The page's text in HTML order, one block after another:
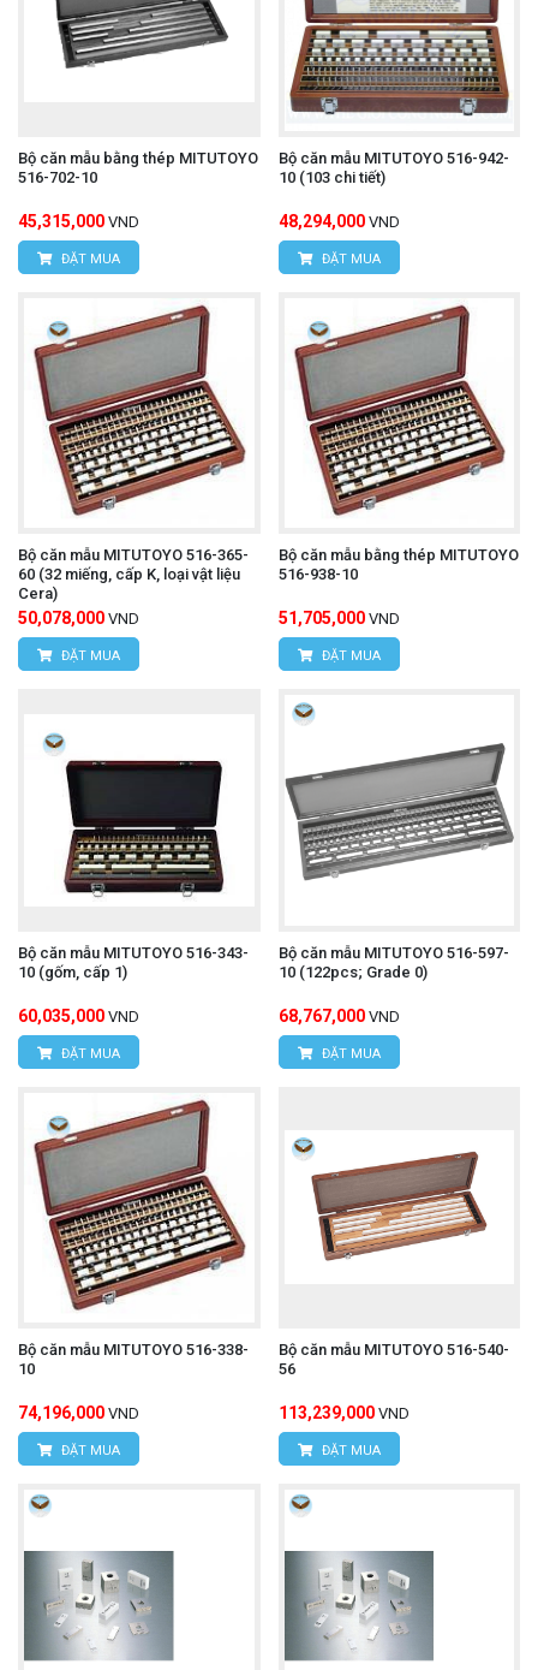
Bộ căn mẫu bằng thép MITUTOYO
516-702-10
45,315,000 VND
ĐẶT MUA
Bộ căn mẫu MITUTOYO 516-942-
10 (103 chi tiết)
48,294,000 VND
ĐẶT MUA
Bộ căn mẫu MITUTOYO 516-365-
60 (32 miếng, cấp K, loại vật liệu
Cera)
50,078,000 VND
ĐẶT MUA
Bộ căn mẫu bằng thép MITUTOYO
516-938-10
51,705,000 VND
ĐẶT MUA
Bộ căn mẫu MITUTOYO 516-343-
10 (gốm, cấp 1)
60,035,000 VND
ĐẶT MUA
Bộ căn mẫu MITUTOYO 516-597-
10 (122pcs; Grade 0)
68,767,000 VND
ĐẶT MUA
Bộ căn mẫu MITUTOYO 516-338-
10
74,196,000 VND
ĐẶT MUA
Bộ căn mẫu MITUTOYO 516-540-
56
113,239,000 VND
ĐẶT MUA